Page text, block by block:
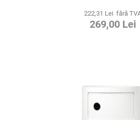
222,31 Lei fără
269,00 Lei